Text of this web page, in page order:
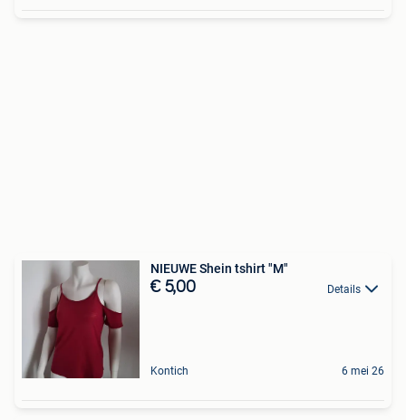
NIEUWE Shein tshirt "M"
€ 5,00 Details
Kontich 6 mei 26